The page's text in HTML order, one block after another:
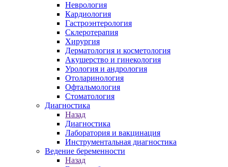
Неврология
Кардиология
Гастроэнтерология
Склеротерапия
Хирургия
Дерматология и косметология
Акушерство и гинекология
Урология и андрология
Отоларинология
Офтальмология
Стоматология
Диагностика
Назад
Диагностика
Лаборатория и вакцинация
Инструментальная диагностика
Ведение беременности
Назад